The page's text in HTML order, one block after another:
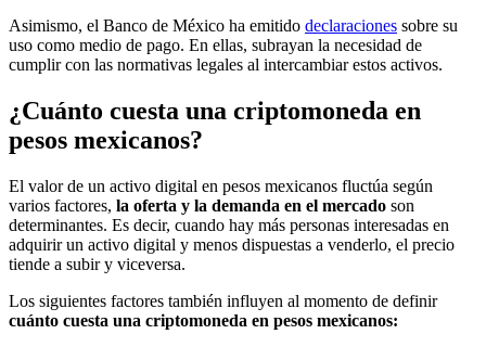
Asimismo, el Banco de México ha emitido declaraciones sobre su
uso como medio de pago. En ellas, subrayan la necesidad de
cumplir con las normativas legales al intercambiar estos activos.
¿Cuánto cuesta una criptomoneda en
pesos mexicanos?
El valor de un activo digital en pesos mexicanos fluctúa según
varios factores, la oferta y la demanda en el mercado son
determinantes. Es decir, cuando hay más personas interesadas en
adquirir un activo digital y menos dispuestas a venderlo, el precio
tiende a subir y viceversa.
Los siguientes factores también influyen al momento de definir
cuánto cuesta una criptomoneda en pesos mexicanos: